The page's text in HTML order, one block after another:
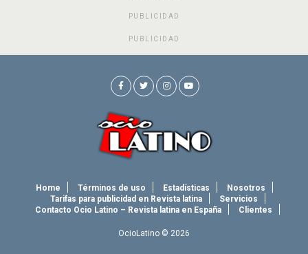
PUBLICIDAD
PUBLICIDAD
Home Términos de uso Estadísticas
Nosotros
Tarifas para publicidad en Revista latina
Servicios
Contacto Ocio Latino – Revista latina en España
Clientes
OcioLatino © 2026